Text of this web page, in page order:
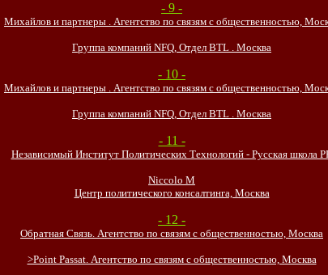
- 9 -
Михайлов и партнеры . Агентство по связям с общественностью,
Группа компаний NFQ, Отдел BTL . Москва
- 10 -
Михайлов и партнеры . Агентство по связям с общественностью,
Группа компаний NFQ, Отдел BTL . Москва
- 11 -
Независимый Институт Политических Технологий - Русская школа
Niccolo M
Центр политического консалтинга, Москва
- 12 -
Обратная Связь. Агентство по связям с общественностью, Москва
>Point Passat. Агентство по связям с общественностью, Москва